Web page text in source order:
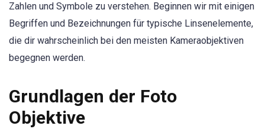
Zahlen und Symbole zu verstehen. Beginnen wir mit einigen
Begriffen und Bezeichnungen für typische Linsenelemente,
die dir wahrscheinlich bei den meisten Kameraobjektiven
begegnen werden.
Grundlagen der Foto
Objektive